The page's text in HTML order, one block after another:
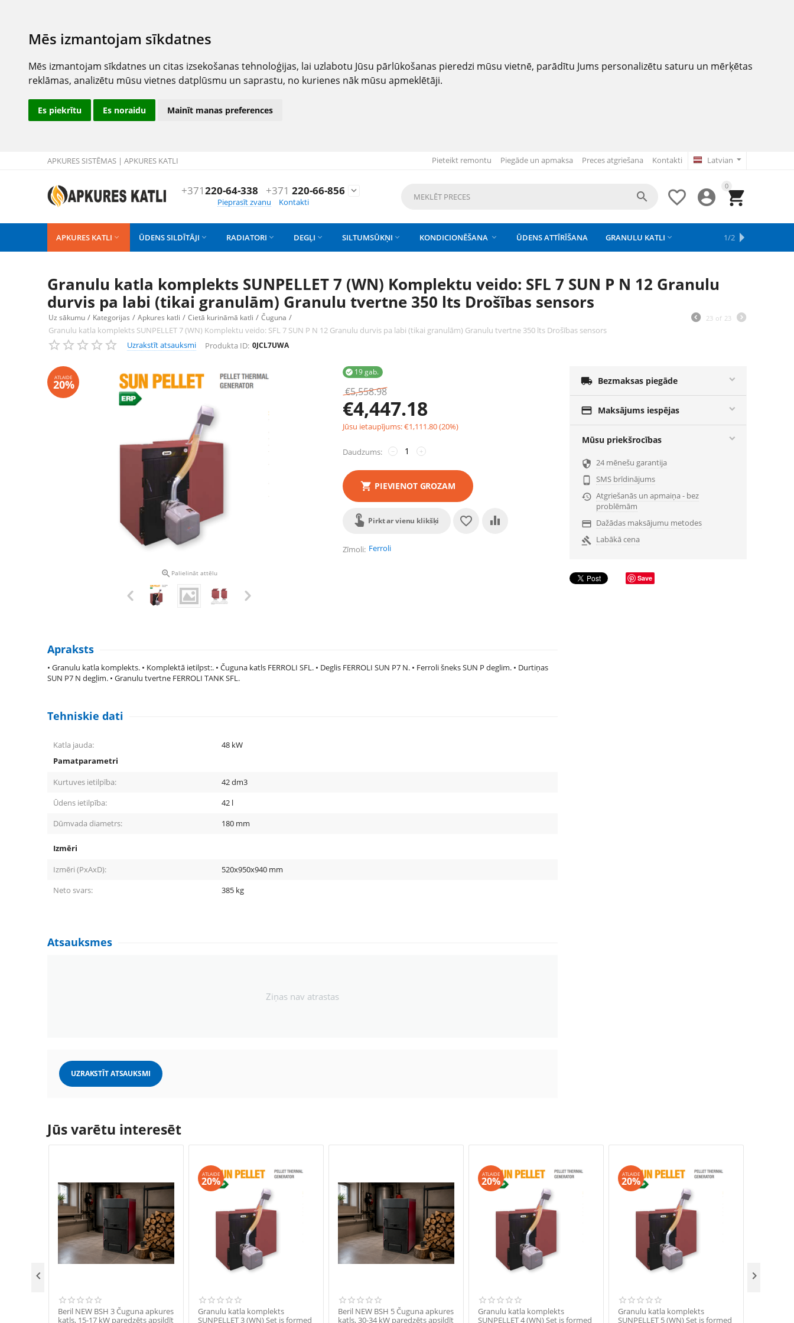
Mēs izmantojam sīkdatnes
Mēs izmantojam sīkdatnes un citas izsekošanas tehnoloģijas, lai uzlabotu Jūsu pārlūkošanas pieredzi mūsu vietnē, parādītu Jums personalizētu saturu un mērķētas
reklāmas, analizētu mūsu vietnes datplūsmu un saprastu, no kurienes nāk mūsu apmeklētāji.
Es piekrītu Es noraidu Mainīt manas preferences
APKURES SISTĒMAS | APKURES KATLI Latvian
Pieteikt remontu Piegāde un apmaksa Preces atgriešana Kontakti
+371220-64-338 +371 220-66-856

Pieprasīt zvanu
Kontakti
0




APKURES KATLI  ŪDENS SILDĪTĀJI  RADIATORI  DEGĻI  SILTUMSŪKŅI  KONDICIONĒŠANA  ŪDENS ATTĪRĪŠANA GRANULU KATLI  APSAISTE
REZERVES DAĻAS
APGAISMOJUMS
1/2
Granulu katla komplekts SUNPELLET 7 (WN) Komplektu veido: SFL 7 SUN P N 12 Granulu
durvis pa labi (tikai granulām) Granulu tvertne 350 lts Drošības sensors
Uz sākumu / Kategorijas / Apkures katli / Cietā kurināmā katli / Čuguna /
Granulu katla komplekts SUNPELLET 7 (WN) Komplektu veido: SFL 7 SUN P N 12 Granulu durvis pa labi (tikai granulām) Granulu tvertne 350 lts Drošības sensors
23 of 23
Uzrakstīt atsauksmi Produkta ID: 0JCL7UWA
ATLAIDE
20%
 Palielināt attēlu
19 gab.

€5,558.98
€4,447.18
Jūsu ietaupījums:€1,111.80(20%)
Daudzums: +
−
PIEVIENOT GROZAM
Pirkt ar vienu klikšķi
Zīmoli Ferroli
 Bezmaksas piegāde
 Maksājums iespējas
Mūsu priekšrocības
 24 mēnešu garantija

SMS brīdinājums
 Atgriešanās un apmaiņa - bez
problēmām
 Dažādas maksājumu metodes
 Labākā cena
Save
Apraksts
• Granulu katla komplekts. • Komplektā ietilpst:. • Čuguna katls FERROLI SFL. • Deglis FERROLI SUN P7 N. • Ferroli šneks SUN P deglim. • Durtiņas
SUN P7 N degļim. • Granulu tvertne FERROLI TANK SFL.
Tehniskie dati
Katla jauda: 48 kW
Pamatparametri
Kurtuves ietilpība:
42dm3
Ūdens ietilpība:
42 l
Dūmvada diametrs:
180 mm
Izmēri
Izmēri (PxAxD):
520x950x940 mm
Neto svars:
385 kg
Atsauksmes
Ziņas nav atrastas
UZRAKSTĪT ATSAUKSMI
Jūs varētu interesēt
Beril NEW BSH 3 Čuguna apkures
katls, 15-17 kW paredzēts apsildīt
ATLAIDE
20%
Granulu katla komplekts
SUNPELLET 3 (WN) Set is formed
Beril NEW BSH 5 Čuguna apkures
katls, 30-34 kW paredzēts apsildīt
ATLAIDE
20%
Granulu katla komplekts
SUNPELLET 4 (WN) Set is formed
ATLAIDE
20%
Granulu katla komplekts
SUNPELLET 5 (WN) Set is formed
 